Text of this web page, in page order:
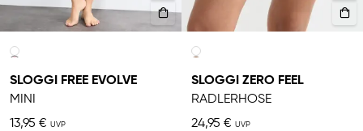
SLOGGI FREE EVOLVE
MINI
13,95 €
SLOGGI ZERO FEEL
RADLERHOSE
24,95 €